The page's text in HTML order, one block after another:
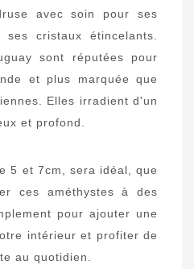
avec soin pour ses
cristaux étincelants.
sont réputées pour
et plus marquée que
Elles irradient d'un
et profond.
5 et 7cm, sera idéal, que
ces améthystes à des
pour ajouter une
intérieur et profiter de
au quotidien.